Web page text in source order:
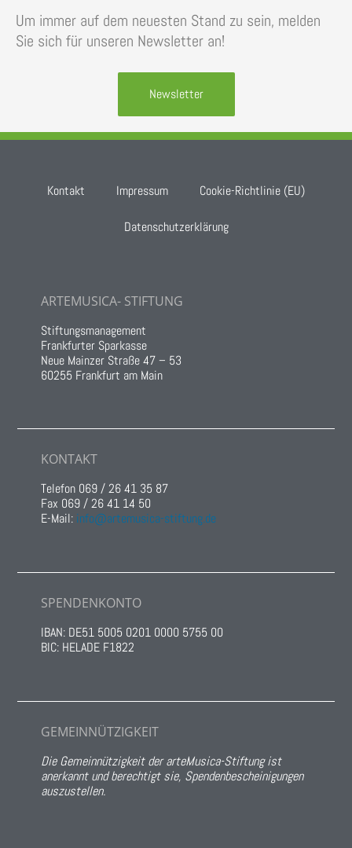
Um immer auf dem neuesten Stand zu sein, melden
Sie sich für unseren Newsletter an!
Newsletter
Kontakt Impressum Cookie-Richtlinie (EU)
Datenschutzerklärung
ARTEMUSICA- STIFTUNG
Stiftungsmanagement
Frankfurter Sparkasse
Neue Mainzer Straße 47 – 53
60255 Frankfurt am Main
KONTAKT
Telefon 069 / 26 41 35 87
Fax 069 / 26 41 14 50
E-Mail: info@artemusica-stiftung.de
SPENDENKONTO
IBAN: DE51 5005 0201 0000 5755 00
BIC: HELADE F1822
GEMEINNÜTZIGKEIT
Die Gemeinnützigkeit der arteMusica-Stiftung ist
anerkannt und berechtigt sie, Spendenbescheinigungen
auszustellen.